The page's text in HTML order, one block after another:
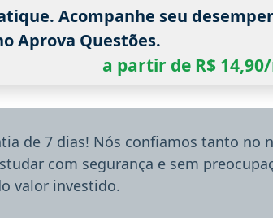
Acompanhe seu
Aprova Questões.
a partir de R$
de 7 dias! Nós confiamos tanto no
com segurança e sem
valor investido.